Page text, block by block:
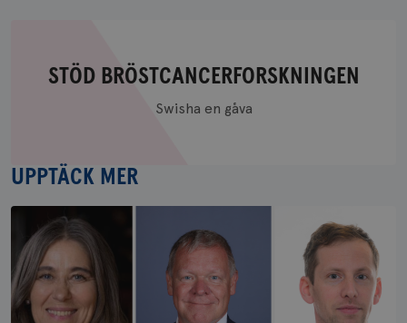
Stöd
STÖD BRÖSTCANCERFORSKNINGEN
Swisha en gåva
UPPTÄCK MER